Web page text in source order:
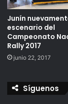
Junín
escenario del
Campeonato
Rally 2017
junio 22, 2017
Síguenos